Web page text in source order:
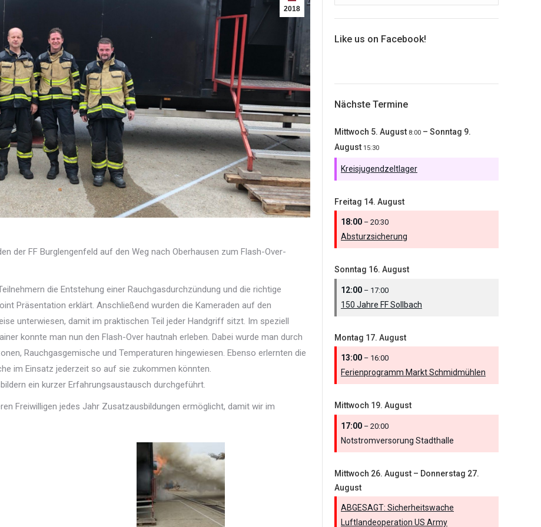
2018
der FF Burglengenfeld auf den Weg nach Oberhausen zum Flash-Over-
die Entstehung einer Rauchgasdurchzündung und die richtige
Präsentation erklärt. Anschließend wurden die Kameraden auf den
unterwiesen, damit im praktischen Teil jeder Handgriff sitzt. Im speziell
konnte man nun den Flash-Over hautnah erleben. Dabei wurde man durch
Rauchgasgemische und Temperaturen hingewiesen. Ebenso erlernten die
im Einsatz jederzeit so auf sie zukommen könnten.
ein kurzer Erfahrungsaustausch durchgeführt.
Freiwilligen jedes Jahr Zusatzausbildungen ermöglicht, damit wir im
Like us on Facebook!
Nächste Termine
Mittwoch 5. August 8:00 – Sonntag 9.
August 15:30
Kreisjugendzeltlager
Freitag 14. August
18:00 – 20:30
Absturzsicherung
Sonntag 16. August
12:00 – 17:00
150 Jahre FF Sollbach
Montag 17. August
13:00 – 16:00
Ferienprogramm Markt Schmidmühlen
Mittwoch 19. August
17:00 – 20:00
Notstromversorung Stadthalle
Mittwoch 26. August – Donnerstag 27.
August
ABGESAGT: Sicherheitswache
Luftlandeoperation US Army